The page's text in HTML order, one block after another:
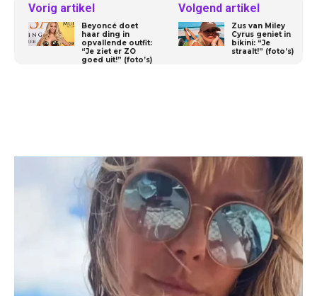
Vorig artikel
Beyoncé doet
haar ding in
opvallende outfit:
“Je ziet er ZO
goed uit!” (foto’s)
Volgend artikel
Zus van Miley
Cyrus geniet in
bikini: “Je
straalt!” (foto’s)